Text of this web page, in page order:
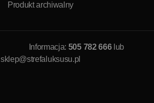
Produkt archiwalny
Informacja: 505 782 666lub
sklep@strefaluksusu.pl